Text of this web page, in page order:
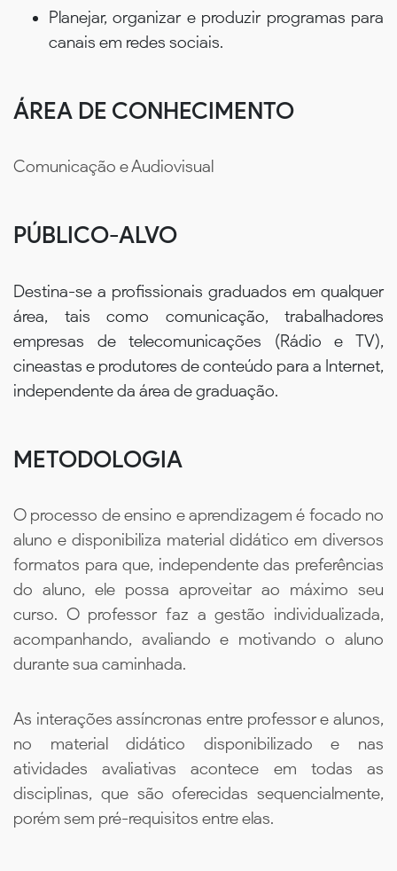
Planejar, organizar e produzir programas para
canais em redes sociais.
ÁREA DE CONHECIMENTO
Comunicação e Audiovisual
PÚBLICO-ALVO
Destina-se a profissionais graduados em qualquer
área, tais como comunicação, trabalhadores
empresas de telecomunicações (Rádio e TV),
cineastas e produtores de conteúdo para a Internet,
independente da área de graduação.
METODOLOGIA
O processo de ensino e aprendizagem é focado no
aluno e disponibiliza material didático em diversos
formatos para que, independente das preferências
do aluno, ele possa aproveitar ao máximo seu
curso. O professor faz a gestão individualizada,
acompanhando, avaliando e motivando o aluno
durante sua caminhada.
As interações assíncronas entre professor e alunos,
no material didático disponibilizado e nas
atividades avaliativas acontece em todas as
disciplinas, que são oferecidas sequencialmente,
porém sem pré-requisitos entre elas.